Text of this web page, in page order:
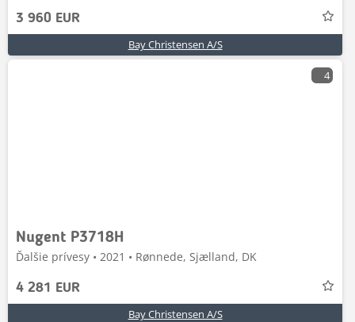
3 960 EUR
Bay Christensen A/S
4
Nugent P3718H
Ďalšie prívesy • 2021 • Rønnede, Sjælland, DK
4 281 EUR
Bay Christensen A/S